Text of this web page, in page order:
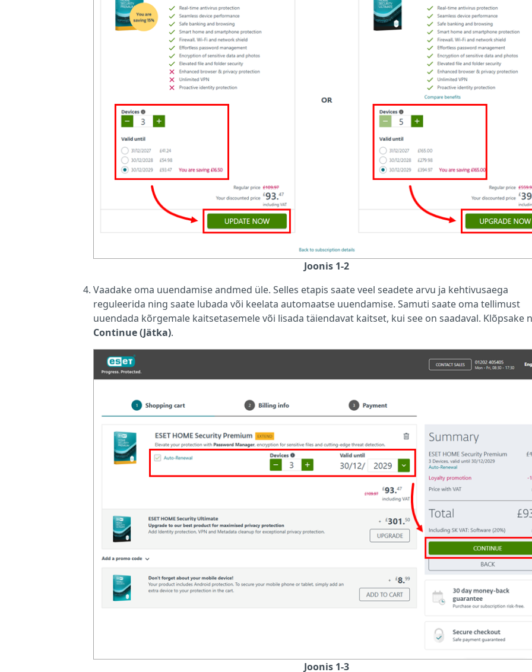
Joonis 1-2
Vaadake oma uuendamise andmed üle. Selles etapis saate veel seadete arvu ja kehtivusaega
reguleerida ning saate lubada või keelata automaatse uuendamise. Samuti saate oma tellimust
uuendada kõrgemale kaitsetasemele või lisada täiendavat kaitset, kui see on saadaval. Klõpsake
Continue (Jätka).
Joonis 1-3